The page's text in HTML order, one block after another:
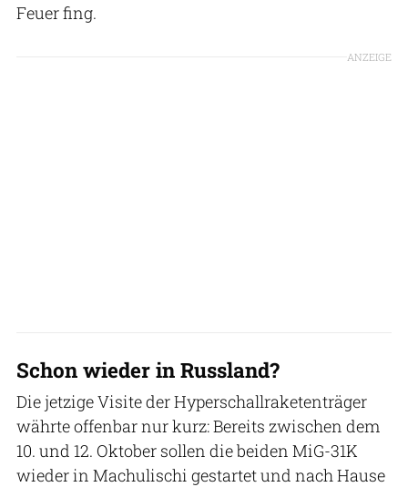
Feuer fing.
ANZEIGE
Schon wieder in Russland?
Die jetzige Visite der Hyperschallraketenträger
währte offenbar nur kurz: Bereits zwischen dem
10. und 12. Oktober sollen die beiden MiG-31K
wieder in Machulischi gestartet und nach Hause